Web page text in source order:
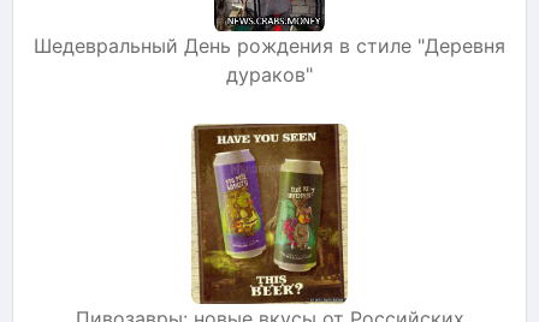
Шедевральный День рождения в стиле "Деревня
дураков"